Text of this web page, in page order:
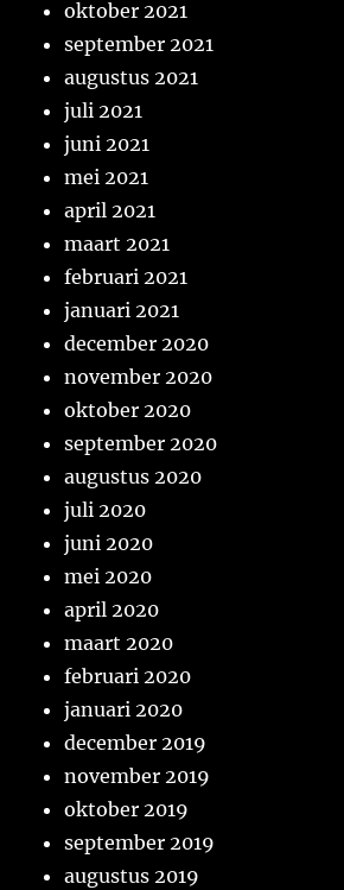
oktober 2021
september 2021
augustus 2021
juli 2021
juni 2021
mei 2021
april 2021
maart 2021
februari 2021
januari 2021
december 2020
november 2020
oktober 2020
september 2020
augustus 2020
juli 2020
juni 2020
mei 2020
april 2020
maart 2020
februari 2020
januari 2020
december 2019
november 2019
oktober 2019
september 2019
augustus 2019